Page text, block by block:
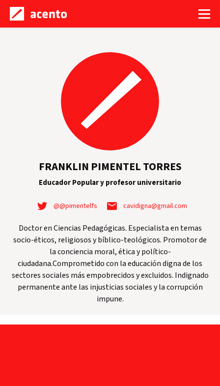
FRANKLIN PIMENTEL TORRES
Educador Popular y profesor universitario
@@pimentelfs cavidigna@gmail.com
Doctor en Ciencias Pedagógicas. Especialista en temas
socio-éticos, religiosos y bíblico-teológicos. Promotor de
la conciencia moral, ética y político-
ciudadana.Comprometido con la educación digna de los
sectores sociales más empobrecidos y excluidos. Indignado
permanente ante las injusticias sociales y la corrupción
impune.